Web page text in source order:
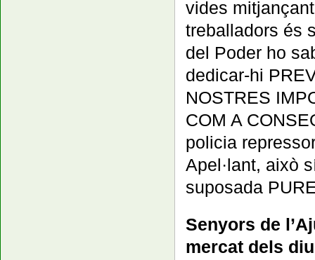
vides
treballadors és
del Poder ho
dedicar-hi
NOSTRES
COM A
policia
Apel·lant, això
suposada
Senyors de
mercat dels